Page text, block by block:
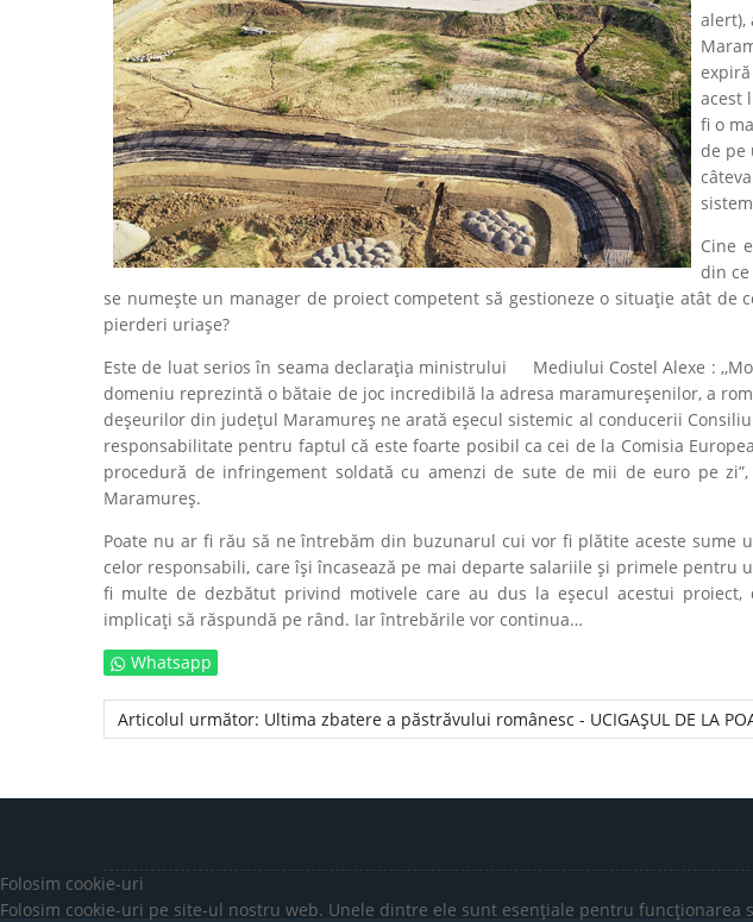
alert),
acest
fi o
de pe
Cine
din
se numește un manager de proiect competent să gestioneze o situație atât de
pierderi uriașe?
Este de luat serios în seama declarația ministrului Mediului Costel Alexe :
domeniu reprezintă o bătaie de joc incredibilă la adresa maramureșenilor, a
deșeurilor din județul Maramureș ne arată eșecul sistemic al conducerii
responsabilitate pentru faptul că este foarte posibil ca cei de la Comisia
procedură de infringement soldată cu amenzi de sute de mii de euro pe
Maramureș.
Poate nu ar fi rău să ne întrebăm din buzunarul cui vor fi plătite aceste sume
celor responsabili, care își încasează pe mai departe salariile și primele pentru
fi multe de dezbătut privind motivele care au dus la eșecul acestui
implicați să răspundă pe rând. Iar întrebările vor continua…
Whatsapp
Articolul următor: Ultima zbatere a păstrăvului românesc - UCIGAȘUL DE LA
Folosim cookie-uri
Folosim cookie-uri pe site-ul nostru web. Unele dintre ele sunt esențiale pentru